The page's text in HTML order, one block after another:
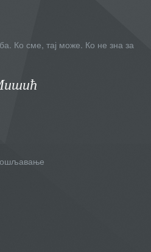
Ко сме, тај може. Ко не зна за